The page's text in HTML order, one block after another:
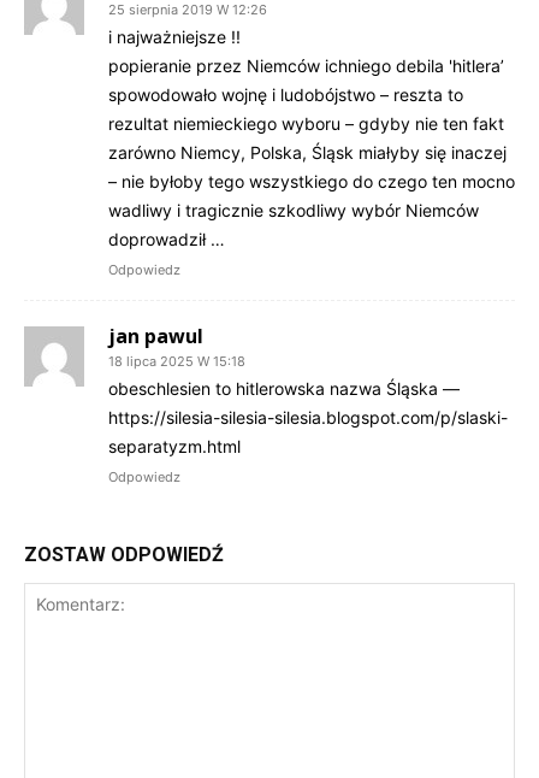
25 sierpnia 2019 W 12:26
i najważniejsze !!
popieranie przez Niemców ichniego debila 'hitlera’
spowodowało wojnę i ludobójstwo – reszta to
rezultat niemieckiego wyboru – gdyby nie ten fakt
zarówno Niemcy, Polska, Śląsk miałyby się inaczej
– nie byłoby tego wszystkiego do czego ten mocno
wadliwy i tragicznie szkodliwy wybór Niemców
doprowadził …
Odpowiedz
jan pawul
18 lipca 2025 W 15:18
obeschlesien to hitlerowska nazwa Śląska —
https://silesia-silesia-silesia.blogspot.com/p/slaski-
separatyzm.html
Odpowiedz
ZOSTAW ODPOWIEDŹ